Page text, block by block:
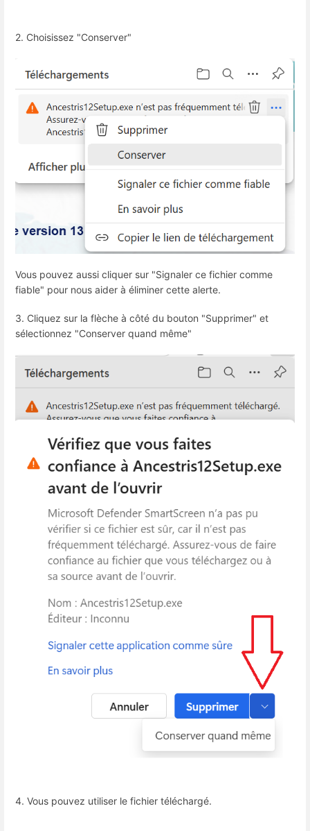
2. Choisissez "Conserver"
Vous pouvez aussi cliquer sur "Signaler ce fichier comme
fiable" pour nous aider à éliminer cette alerte.
3. Cliquez sur la flèche à côté du bouton "Supprimer" et
sélectionnez "Conserver quand même"
4. Vous pouvez utiliser le fichier téléchargé.